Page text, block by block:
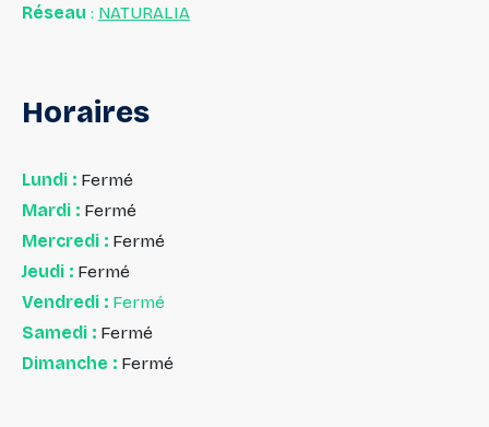
Réseau : NATURALIA
Horaires
Lundi : Fermé
Mardi : Fermé
Mercredi : Fermé
Jeudi : Fermé
Vendredi : Fermé
Samedi : Fermé
Dimanche : Fermé